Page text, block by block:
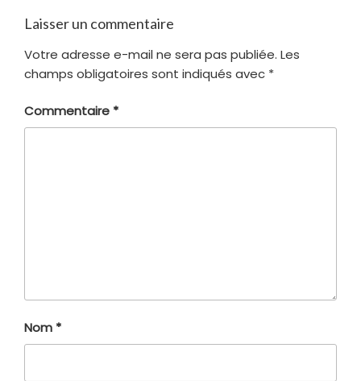
Laisser un commentaire
Votre adresse e-mail ne sera pas publiée. Les
champs obligatoires sont indiqués avec *
Commentaire *
Nom *